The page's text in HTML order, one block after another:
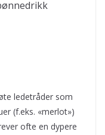
ledetråder som
(f.eks. «merlot»)
ofte en dypere